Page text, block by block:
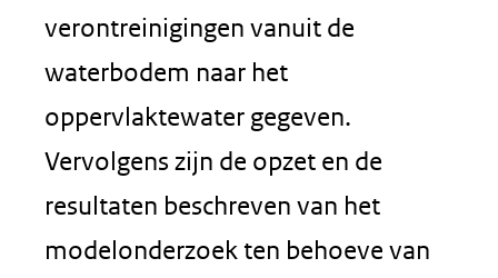
verontreinigingen vanuit de
waterbodem naar het
oppervlaktewater gegeven.
Vervolgens zijn de opzet en de
resultaten beschreven van het
modelonderzoek ten behoeve van